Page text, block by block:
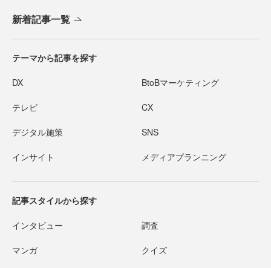
新着記事一覧
テーマから記事を探す
DX BtoBマーケティング
テレビ CX
デジタル施策 SNS
インサイト メディアプランニング
記事スタイルから探す
インタビュー 調査
マンガ クイズ